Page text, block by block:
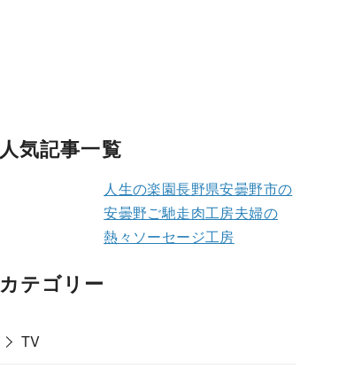
人気記事一覧
人生の楽園長野県安曇野市の
安曇野ご馳走肉工房夫婦の
熱々ソーセージ工房
カテゴリー
TV